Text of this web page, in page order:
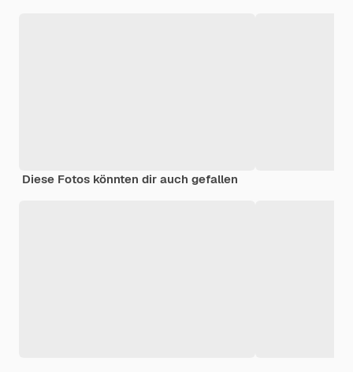
Diese Fotos könnten dir auch gefallen